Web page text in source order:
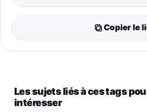
Copier le
Les sujets liés à ces tags
intéresser